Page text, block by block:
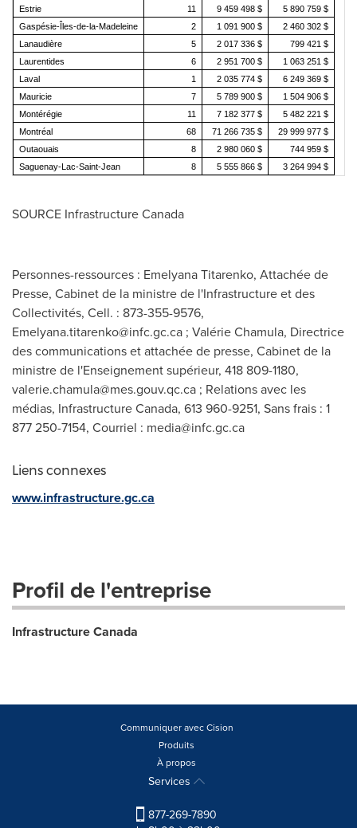
Estrie
11 9 459 498 $
5 890 759 $
Gaspésie-Îles-de-la-Madeleine
2 1 091 900 $
2 460 302 $
Lanaudière
5 2 017 336 $
799 421 $
Laurentides
6 2 951 700 $
1 063 251 $
Laval
1 2 035 774 $
6 249 369 $
Mauricie
7 5 789 900 $
1 504 906 $
Montérégie
11 7 182 377 $
5 482 221 $
Montréal
68 71 266 735 $
29 999 977 $
Outaouais
8 2 980 060 $
744 959 $
Saguenay-Lac-Saint-Jean
8 5 555 866 $ 3 264 994 $
SOURCE Infrastructure Canada
Personnes-ressources : Emelyana Titarenko, Attachée de
Presse, Cabinet de la ministre de l'Infrastructure et des
Collectivités, Cell. : 873-355-9576,
Emelyana.titarenko@infc.gc.ca ; Valérie Chamula, Directrice
des communications et attachée de presse, Cabinet de la
ministre de l'Enseignement supérieur, 418 809-1180,
valerie.chamula@mes.gouv.qc.ca ; Relations avec les
médias, Infrastructure Canada, 613 960-9251, Sans frais : 1
877 250-7154, Courriel : media@infc.gc.ca
Liens connexes
www.infrastructure.gc.ca
Profil de l'entreprise
Infrastructure Canada
Communiquer avec Cision
Produits
À propos
Services
877-269-7890